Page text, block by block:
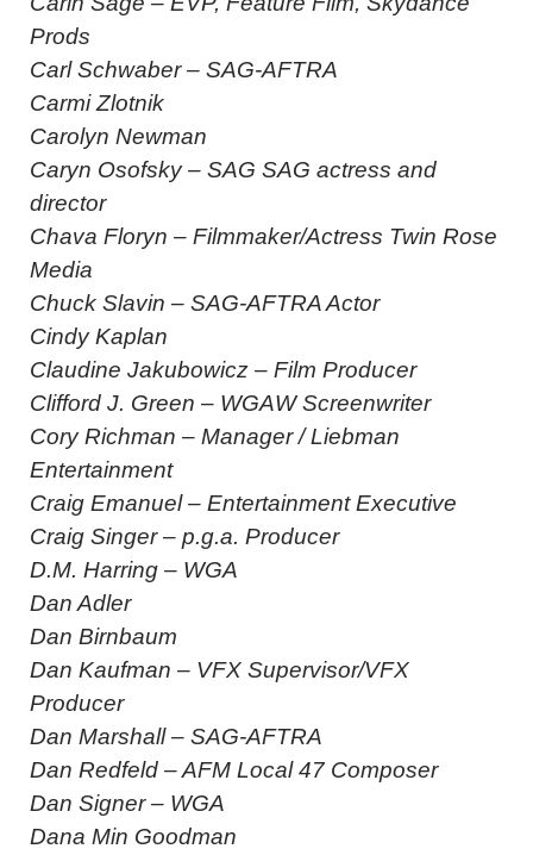
Prods
Carl Schwaber – SAG-AFTRA
Carmi Zlotnik
Carolyn Newman
Caryn Osofsky – SAG SAG actress and
director
Chava Floryn – Filmmaker/Actress Twin Rose
Media
Chuck Slavin – SAG-AFTRA Actor
Cindy Kaplan
Claudine Jakubowicz – Film Producer
Clifford J. Green – WGAW Screenwriter
Cory Richman – Manager / Liebman
Entertainment
Craig Emanuel – Entertainment Executive
Craig Singer – p.g.a. Producer
D.M. Harring – WGA
Dan Adler
Dan Birnbaum
Dan Kaufman – VFX Supervisor/VFX
Producer
Dan Marshall – SAG-AFTRA
Dan Redfeld – AFM Local 47 Composer
Dan Signer – WGA
Dana Min Goodman